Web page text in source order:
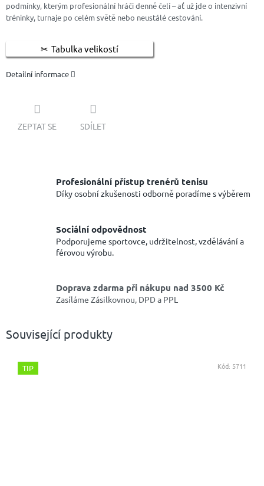
podmínky, kterým profesionální hráči denně čelí – ať už jde o intenzivní
tréninky, turnaje po celém světě nebo neustálé cestování.
Tabulka velikostí
Detailní informace
ZEPTAT SE SDÍLET
Profesionální přístup trenérů tenisu
Díky osobní zkušenosti odborně poradíme s výběrem
Sociální odpovědnost
Podporujeme sportovce, udržitelnost, vzdělávání a
férovou výrobu.
Doprava zdarma při nákupu nad 3500 Kč
Zasíláme Zásilkovnou, DPD a PPL
Související produkty
TIP Kód: 5711